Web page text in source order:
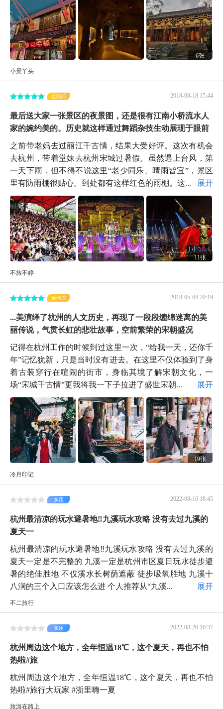
6张
小景丫头
2018-08-18 15:44
金骆驼
最后送大家一张景区的夜景图，还是很有江南小桥流水人
家的婉约美的。历史就这样通过舞蹈杂技生动展现于眼前
之前带老妈去过丽江千古情，结果大受好评。这次有机会
去杭州，带着堂妹去杭州宋城过暑假。虽然遇上台风，第
一天下雨，但不得不说这里“老少同乐、晴雨皆宜”，景区
里有防雨棚很贴心。到处都有这样红色的雨棚。这...
展开
11张
不旅不婷
2018-05-04 20:19
金骆驼
...美演绎了杭州的人文历史，再现了一段段缠绵迷离的美
丽传说，气贯长虹的悲壮故事，空前繁荣的宋朝盛况
记得在杭州工作的时候到过这里一次，“给我一天，还你千
年”记忆犹新，只是当时没有进去。在这里不仅体验到了身
着古装穿行在喧闹的街市，身临其境了解宋朝文化，一
场“宋城千古情”更我将我一下子拉进了盛世宋朝...
展开
19张
冷月印记
2022-08-16 18:45
实用
杭州最清凉的玩水避暑地‼️九溪玩水攻略 没有去过九溪的
夏天一
杭州最清凉的玩水避暑地‼️九溪玩水攻略 没有去过九溪的
夏天一定是不完整的 九溪一定是杭州市区夏日玩水徒步避
暑的绝佳胜地 不仅溪水长树荫遮蔽 徒步吸氧胜地 九溪十
八涧的三个入口应该怎么进 个人推荐从“九溪...
展开
不二旅行
2022-08-20 10:37
实用
杭州周边这个地方，全年恒温18℃，这个夏天，再也不怕
热啦#旅
杭州周边这个地方，全年恒温18℃，这个夏天，再也不怕
热啦#旅行大玩家 #浙里嗨一夏
旅游在路上